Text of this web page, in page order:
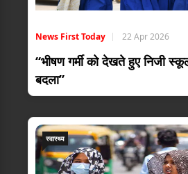
News First Today 22 Apr 2026
“भीषण गर्मी को देखते हुए निजी
बदला”
स्वास्थ्य